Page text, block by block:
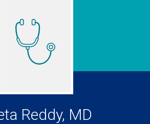
Reddy, MD